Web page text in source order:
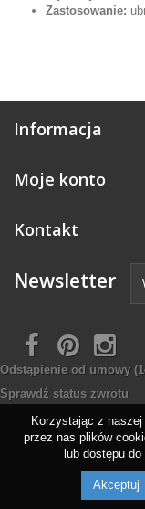
Zastosowanie:
Informacja
Moje konto
Kontakt
Newsletter
Korzystając z
przez nas plików
lub dostępu
Akceptuj
Odstąpienie od umowy
Sprawdź status zwrotu